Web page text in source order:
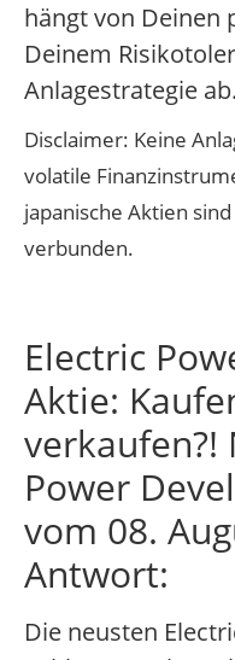
hängt von Deinen
Deinem
Anlagestrategie ab.
Disclaimer: Keine
volatile
japanische Aktien
verbunden.
Electric
Aktie:
verkaufen?!
Power
vom 08.
Antwort:
Die neusten